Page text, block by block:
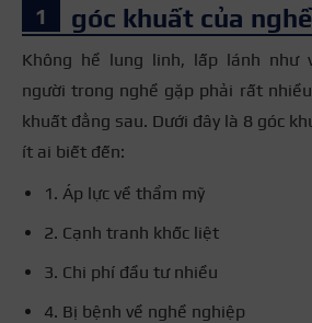
góc khuất của
Không hề lung linh, lấp lánh như
người trong nghề gặp phải rất
khuất đằng sau. Dưới đây là 8 góc
ít ai biết đến:
1. Áp lực về thẩm mỹ
2. Cạnh tranh khốc liệt
3. Chi phí đầu tư nhiều
4. Bị bệnh về nghề nghiệp